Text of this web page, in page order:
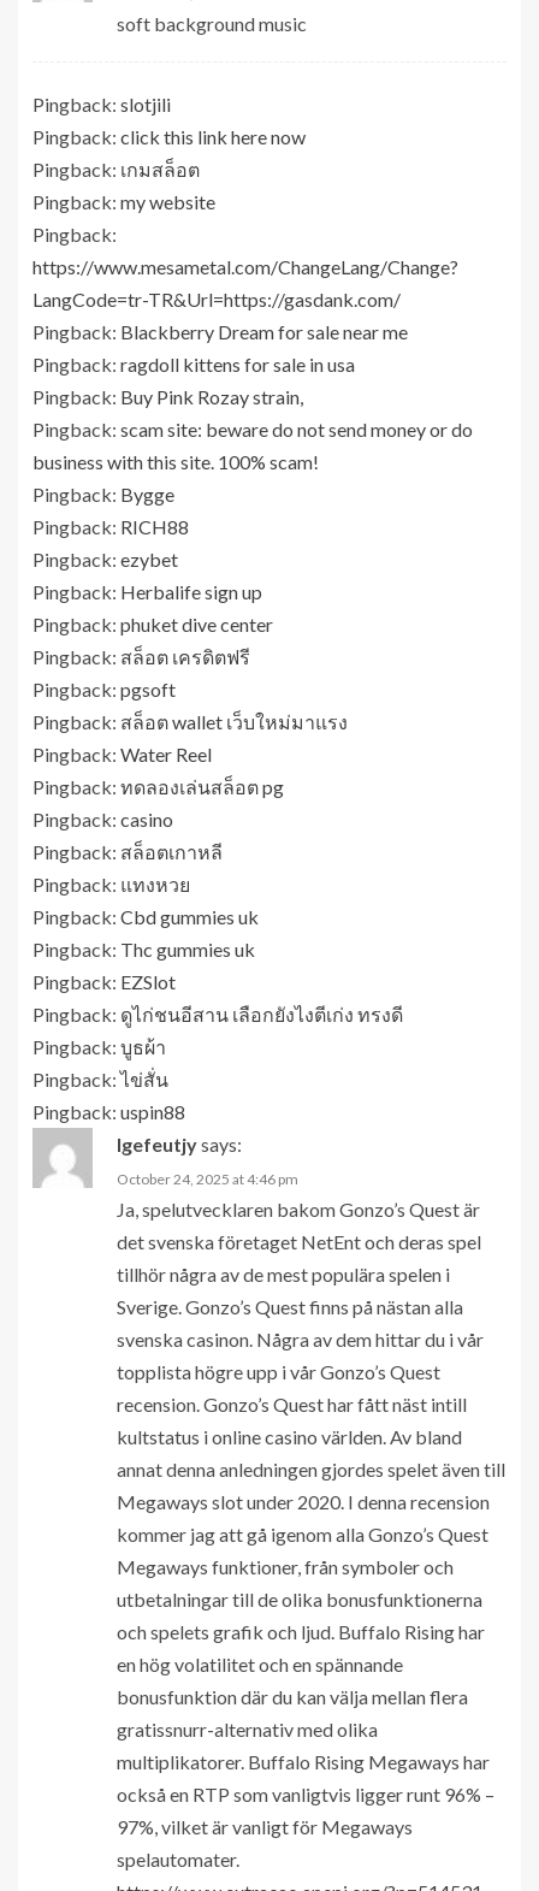
soft background music
Pingback: slotjili
Pingback: click this link here now
Pingback: เกมสล็อต
Pingback: my website
Pingback:
https://www.mesametal.com/ChangeLang/Change?
LangCode=tr-TR&Url=https://gasdank.com/
Pingback: Blackberry Dream for sale near me
Pingback: ragdoll kittens for sale in usa
Pingback: Buy Pink Rozay strain,
Pingback: scam site: beware do not send money or do
business with this site. 100% scam!
Pingback: Bygge
Pingback: RICH88
Pingback: ezybet
Pingback: Herbalife sign up
Pingback: phuket dive center
Pingback: สล็อต เครดิตฟรี
Pingback: pgsoft
Pingback: สล็อต wallet เว็บใหม่มาแรง
Pingback: Water Reel
Pingback: ทดลองเล่นสล็อต pg
Pingback: casino
Pingback: สล็อตเกาหลี
Pingback: แทงหวย
Pingback: Cbd gummies uk
Pingback: Thc gummies uk
Pingback: EZSlot
Pingback: ดูไก่ชนอีสาน เลือกยังไงตีเก่ง ทรงดี
Pingback: บูธผ้า
Pingback:ไข่สั่น
Pingback: uspin88
lgefeutjysays:
October 24, 2025 at 4:46 pm
Ja, spelutvecklaren bakom Gonzo’s Quest är
det svenska företaget NetEnt och deras spel
tillhör några av de mest populära spelen i
Sverige. Gonzo’s Quest finns på nästan alla
svenska casinon. Några av dem hittar du i vår
topplista högre upp i vår Gonzo’s Quest
recension. Gonzo’s Quest har fått näst intill
kultstatus i online casino världen. Av bland
annat denna anledningen gjordes spelet även till
Megaways slot under 2020. I denna recension
kommer jag att gå igenom alla Gonzo’s Quest
Megaways funktioner, från symboler och
utbetalningar till de olika bonusfunktionerna
och spelets grafik och ljud. Buffalo Rising har
en hög volatilitet och en spännande
bonusfunktion där du kan välja mellan flera
gratissnurr-alternativ med olika
multiplikatorer. Buffalo Rising Megaways har
också en RTP som vanligtvis ligger runt 96% –
97%, vilket är vanligt för Megaways
spelautomater.